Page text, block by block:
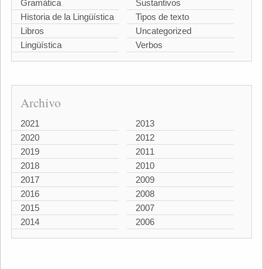
Gramática
Historia de la Lingüística
Libros
Lingüística
Sustantivos
Tipos de texto
Uncategorized
Verbos
Archivo
2021
2020
2019
2018
2017
2016
2015
2014
2013
2012
2011
2010
2009
2008
2007
2006